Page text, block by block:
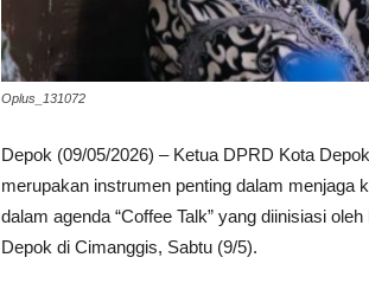
Oplus_131072
Depok (09/05/2026) – Ketua DPRD Kota
merupakan instrumen penting dalam menjaga
dalam agenda “Coffee Talk” yang diinisiasi
Depok di Cimanggis, Sabtu (9/5).